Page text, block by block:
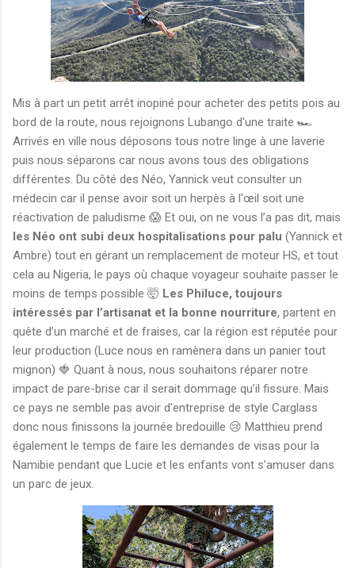
Mis à part un petit arrêt inopiné pour acheter des petits pois au
bord de la route, nous rejoignons Lubango d'une traite 🏎️
Arrivés en ville nous déposons tous notre linge à une laverie
puis nous séparons car nous avons tous des obligations
différentes. Du côté des Néo, Yannick veut consulter un
médecin car il pense avoir soit un herpès à l'œil soit une
réactivation de paludisme 😱 Et oui, on ne vous l’a pas dit, mais
les Néo ont subi deux hospitalisations pour palu (Yannick et
Ambre) tout en gérant un remplacement de moteur HS, et tout
cela au Nigeria, le pays où chaque voyageur souhaite passer le
moins de temps possible 🤯 Les Philuce, toujours
intéressés par l’artisanat et la bonne nourriture, partent en
quête d’un marché et de fraises, car la région est réputée pour
leur production (Luce nous en ramènera dans un panier tout
mignon) 🍓 Quant à nous, nous souhaitons réparer notre
impact de pare-brise car il serait dommage qu’il fissure. Mais
ce pays ne semble pas avoir d'entreprise de style Carglass
donc nous finissons la journée bredouille 😢 Matthieu prend
également le temps de faire les demandes de visas pour la
Namibie pendant que Lucie et les enfants vont s’amuser dans
un parc de jeux.